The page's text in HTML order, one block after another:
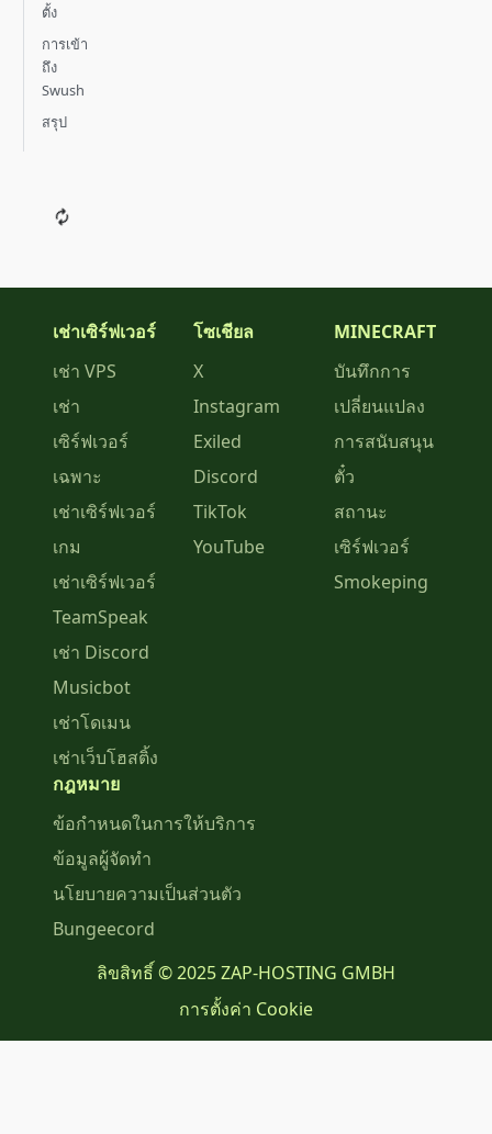
ตั้ง
การเข้า
ถึง
Swush
สรุป
เช่าเซิร์ฟเวอร์
เช่า VPS
เช่า
เซิร์ฟเวอร์
เฉพาะ
เช่าเซิร์ฟเวอร์
เกม
เช่าเซิร์ฟเวอร์
TeamSpeak
เช่า Discord
Musicbot
เช่าโดเมน
เช่าเว็บโฮสติ้ง
โซเชียล
X
Instagram
Exiled
Discord
TikTok
YouTube
MINECRAFT
บันทึกการ
เปลี่ยนแปลง
การสนับสนุน
ตั๋ว
สถานะ
เซิร์ฟเวอร์
Smokeping
กฎหมาย
ข้อกำหนดในการให้บริการ
ข้อมูลผู้จัดทำ
นโยบายความเป็นส่วนตัว
Bungeecord
ลิขสิทธิ์ © 2025 ZAP-HOSTING GMBH
การตั้งค่า Cookie